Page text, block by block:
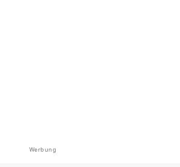
Werbung